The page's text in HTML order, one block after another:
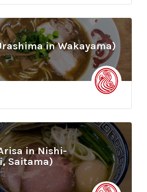
in Wakayama)
in Nishi-
Saitama)